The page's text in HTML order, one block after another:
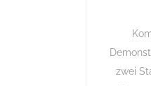
zwei